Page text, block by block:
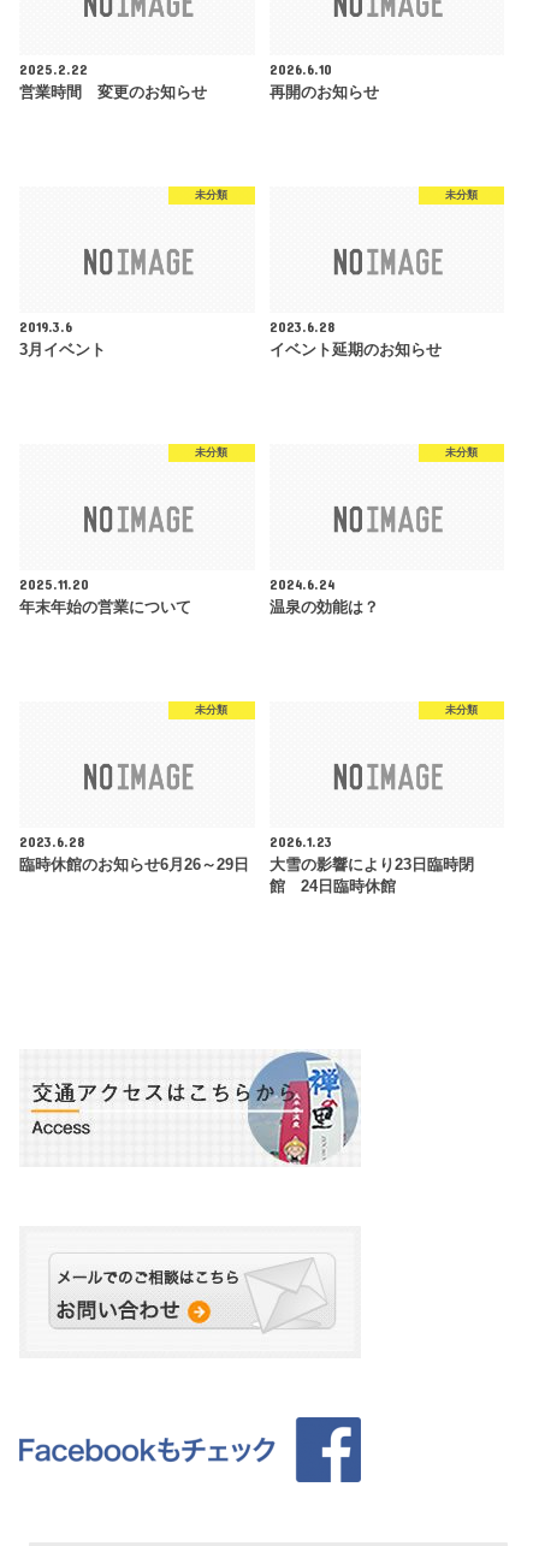
2025.2.22
営業時間 変更のお知らせ
2026.6.10
再開のお知らせ
未分類
2019.3.6
3月イベント
未分類
2023.6.28
イベント延期のお知らせ
未分類
2025.11.20
年末年始の営業について
未分類
2024.6.24
温泉の効能は？
未分類
2023.6.28
臨時休館のお知らせ6月26～29日
未分類
2026.1.23
大雪の影響により23日臨時閉
館 24日臨時休館